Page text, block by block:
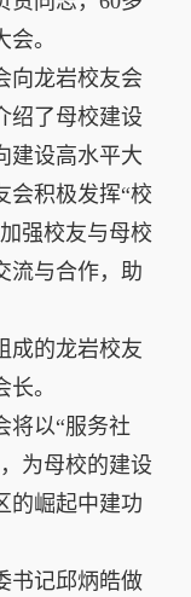
。
向龙岩校友会
绍了母校建设
建设高水平大
会积极发挥“校
强校友与母校
流与合作，助
成的龙岩校友
。
将以“服务社
为母校的建设
的崛起中建功
书记邱炳皓做